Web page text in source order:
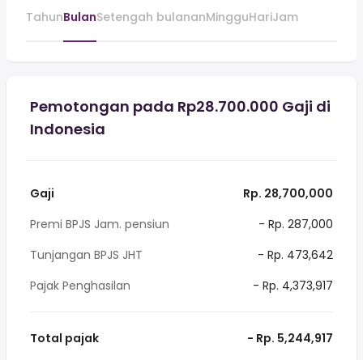
TahunBulanSetengah bulananMingguHariJam
Pemotongan pada Rp28.700.000 Gaji di
Indonesia
Gaji
Rp. 28,700,000
Premi BPJS Jam. pensiun
- Rp. 287,000
Tunjangan BPJS JHT
- Rp. 473,642
Pajak Penghasilan
- Rp. 4,373,917
Total pajak - Rp. 5,244,917